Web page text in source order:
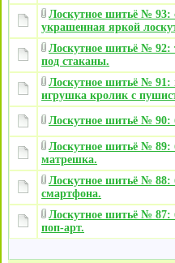
Лоскутное шитьё № 93:
украшенная яркой
Лоскутное шитьё № 92:
под стаканы.
Лоскутное шитьё № 91:
игрушка кролик с
Лоскутное шитьё №
Лоскутное шитьё №
матрешка.
Лоскутное шитьё № 88:
смартфона.
Лоскутное шитьё № 87:
поп-арт.